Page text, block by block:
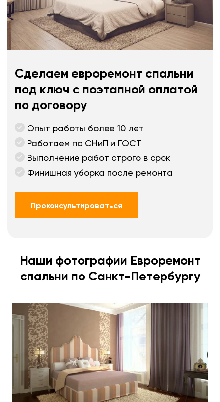
Сделаем евроремонт спальни
под ключ с поэтапной оплатой
по договору
Опыт работы более 10 лет
Работаем по СНиП и ГОСТ
Выполнение работ строго в срок
Финишная уборка после ремонта
Проконсультироваться
Наши фотографии Евроремонт
спальни по Санкт-Петербургу